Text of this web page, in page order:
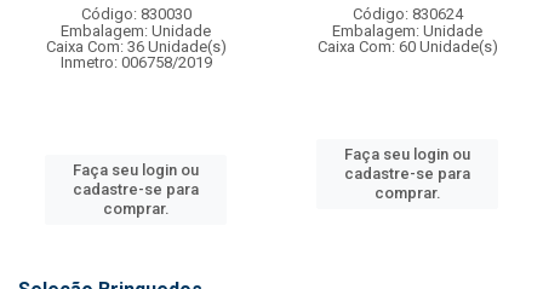
Código: 830030
Embalagem: Unidade
Caixa Com: 36 Unidade(s)
Inmetro: 006758/2019
Faça seu login ou
cadastre-se para
comprar.
Código: 830624
Embalagem: Unidade
Caixa Com: 60 Unidade(s)
Faça seu login ou
cadastre-se para
comprar.